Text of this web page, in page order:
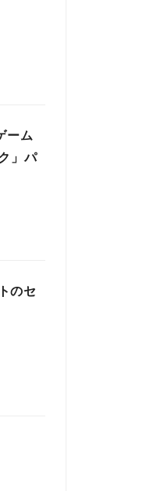
ーム
」パ
のセ